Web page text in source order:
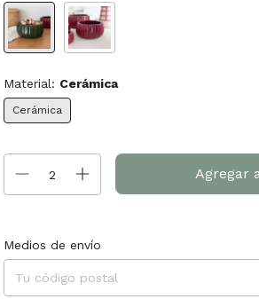
Material: Cerámica
Cerámica
Entregas para el CP:
Medios de envío